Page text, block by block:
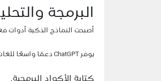
البرمجة
أصبحت النماذج الذكية أدوات
يوفر ChatGPT دعمًا واسعًا للغات البرمجة المختلفة، ويساعد في:
كتابة الأكواد البرمجية.